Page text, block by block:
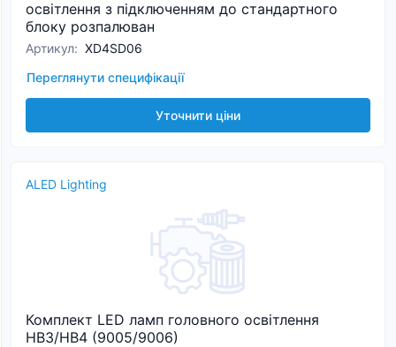
освітлення з підключенням до стандартного
блоку розпалюван
Артикул: XD4SD06
Переглянути специфікації
Уточнити ціни
ALED Lighting
Комплект LED ламп головного освітлення
HB3/HB4 (9005/9006)